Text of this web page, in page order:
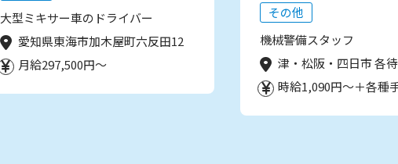
大型ミキサー車のドライバー
愛知県東海市加木屋町六反田12
月給297,500円～
その他
機械警備スタッフ
津・松阪・四日市 各
時給1,090円～＋各種